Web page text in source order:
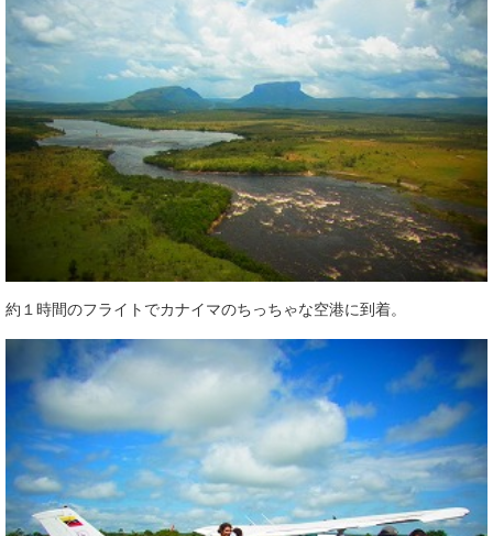
約１時間のフライトでカナイマのちっちゃな空港に到着。